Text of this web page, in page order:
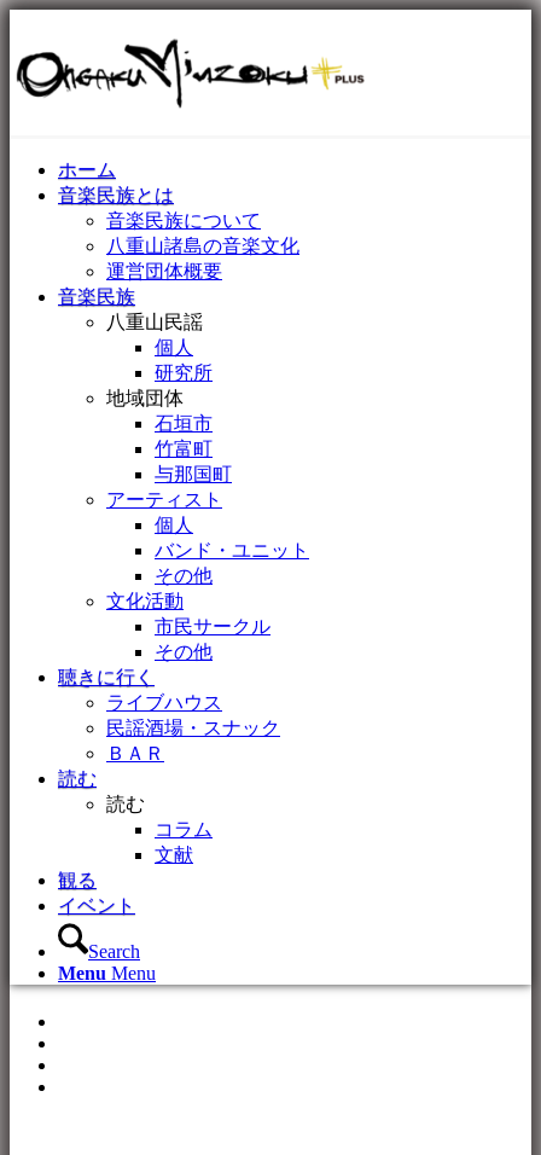
ホーム
音楽民族とは
音楽民族について
八重山諸島の音楽文化
運営団体概要
音楽民族
八重山民謡
個人
研究所
地域団体
石垣市
竹富町
与那国町
アーティスト
個人
バンド・ユニット
その他
文化活動
市民サークル
その他
聴きに行く
ライブハウス
民謡酒場・スナック
ＢＡＲ
読む
読む
コラム
文献
観る
イベント
Search
Menu Menu